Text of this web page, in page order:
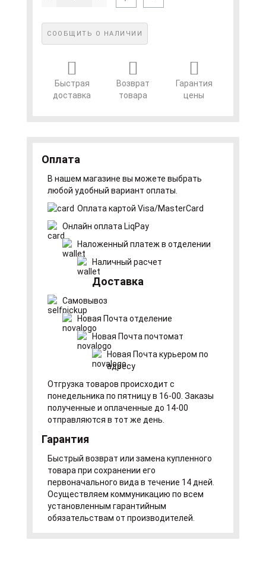
СООБЩИТЬ О НАЛИЧИИ
Быстрая
доставка
Возврат
товара
Гарантия
цены
Оплата
В нашем магазине вы можете выбрать
любой удобный вариант оплаты.
Оплата картой Visa/MasterCard
Онлайн оплата LiqPay
Наложенный платеж в отделении
Наличный расчет
Доставка
Самовывоз
Новая Почта отделение
Новая Почта почтомат
Новая Почта курьером по
адресу
Отгрузка товаров происходит с
понедельника по пятницу в 16-00. Заказы
полученные и оплаченные до 14-00
отправляются в тот же день.
Гарантия
Быстрый возврат или замена купленного
товара при сохранении его
первоначального вида в течение 14 дней.
Осуществляем коммуникацию по всем
установленным гарантийным
обязательствам от производителей.